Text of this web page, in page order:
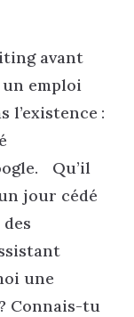
avant
un emploi
l’existence :
Qu’il
jour cédé
une
Connais-tu